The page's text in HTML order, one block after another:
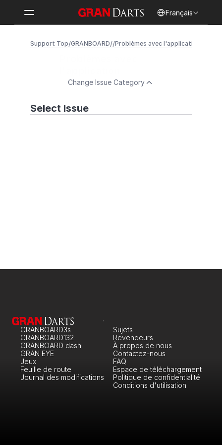
Français
Support Top/GRANBOARD//Problèmes avec l'application
Change Issue Category
Select Issue
GRANBOARD3s
GRANBOARD132
GRANBOARD dash
GRAN EYE
Jeux
Feuille de route
Journal des modifications
À propos de nous
Sujets
Revendeurs
Contactez-nous
FAQ
Espace de téléchargement
Politique de confidentialité
Conditions d'utilisation